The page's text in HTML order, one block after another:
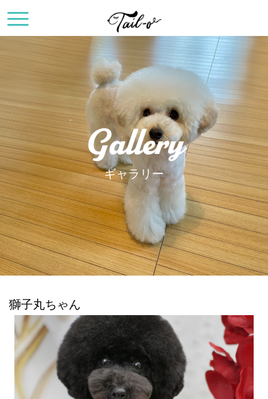
Gallery
ギャラリー
獅子丸ちゃん